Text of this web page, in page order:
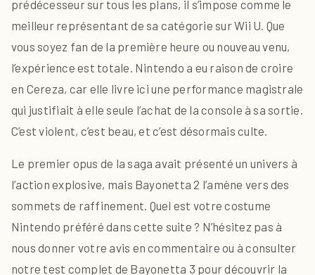
prédécesseur sur tous les plans, il s’impose comme le
meilleur représentant de sa catégorie sur Wii U. Que
vous soyez fan de la première heure ou nouveau venu,
l’expérience est totale. Nintendo a eu raison de croire
en Cereza, car elle livre ici une performance magistrale
qui justifiait à elle seule l’achat de la console à sa sortie.
C’est violent, c’est beau, et c’est désormais culte.
Le premier opus de la saga avait présenté un univers à
l’action explosive, mais Bayonetta 2 l’amène vers des
sommets de raffinement. Quel est votre costume
Nintendo préféré dans cette suite ? N’hésitez pas à
nous donner votre avis en commentaire ou à consulter
notre test complet de Bayonetta 3 pour découvrir la